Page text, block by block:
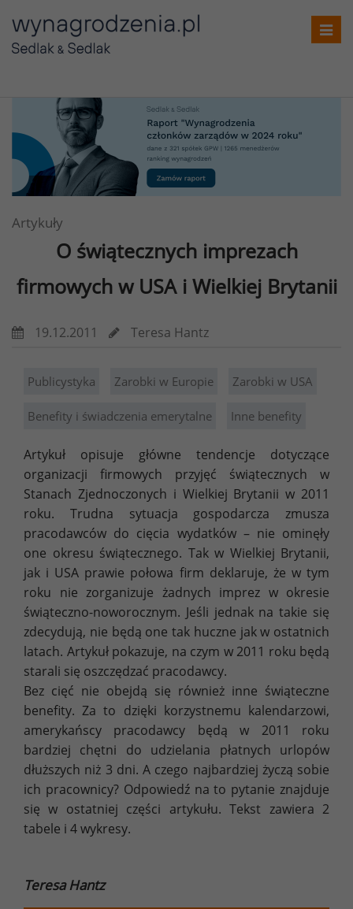
Artykuły
O świątecznych imprezach
firmowych w USA i Wielkiej Brytanii
19.12.2011 Teresa Hantz
Publicystyka Zarobki w Europie Zarobki w USA
Benefity i świadczenia emerytalne Inne benefity
Artykuł opisuje główne tendencje dotyczące
organizacji firmowych przyjęć świątecznych w
Stanach Zjednoczonych i Wielkiej Brytanii w 2011
roku. Trudna sytuacja gospodarcza zmusza
pracodawców do cięcia wydatków – nie ominęły
one okresu świątecznego. Tak w Wielkiej Brytanii,
jak i USA prawie połowa firm deklaruje, że w tym
roku nie zorganizuje żadnych imprez w okresie
świąteczno-noworocznym. Jeśli jednak na takie się
zdecydują, nie będą one tak huczne jak w ostatnich
latach. Artykuł pokazuje, na czym w 2011 roku będą
starali się oszczędzać pracodawcy.
Bez cięć nie obejdą się również inne świąteczne
benefity. Za to dzięki korzystnemu kalendarzowi,
amerykańscy pracodawcy będą w 2011 roku
bardziej chętni do udzielania płatnych urlopów
dłuższych niż 3 dni. A czego najbardziej życzą sobie
ich pracownicy? Odpowiedź na to pytanie znajduje
się w ostatniej części artykułu. Tekst zawiera 2
tabele i 4 wykresy.
Teresa Hantz